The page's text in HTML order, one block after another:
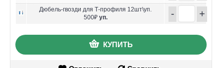
Дюбель-гвозди для Т-профиля 12шт\уп.
500₽ уп. - +
КУПИТЬ